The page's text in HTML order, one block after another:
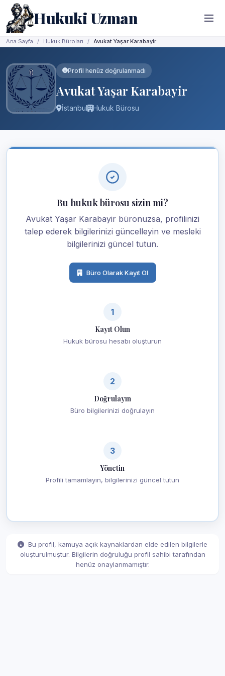
Hukuki Uzman
Ana Sayfa Hukuk Büroları Avukat Yaşar Karabayir
Profil henüz doğrulanmadı
Avukat Yaşar Karabayir
İstanbul Hukuk Bürosu
Bu hukuk bürosu sizin mi?
Avukat Yaşar Karabayir büronuzsa, profilinizi
talep ederek bilgilerinizi güncelleyin ve mesleki
bilgilerinizi güncel tutun.
Büro Olarak Kayıt Ol
1
Kayıt Olun
Hukuk bürosu hesabı oluşturun
2
Doğrulayın
Büro bilgilerinizi doğrulayın
3
Yönetin
Profili tamamlayın, bilgilerinizi güncel tutun
Bu profil, kamuya açık kaynaklardan elde edilen bilgilerle
oluşturulmuştur. Bilgilerin doğruluğu profil sahibi tarafından
henüz onaylanmamıştır.